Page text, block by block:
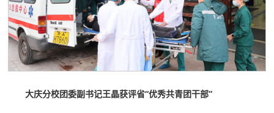
大庆分校团委副书记王晶获评省“优秀共青团干部”